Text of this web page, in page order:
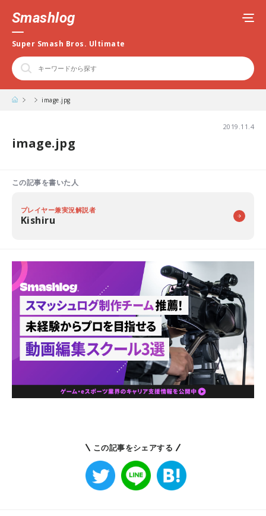
Smashlog
Super Smash Bros. Ultimate
image.jpg
2019.11.4
image.jpg
この記事を書いた人
プレイヤー兼実況解説者
Kishiru
この記事をシェアする